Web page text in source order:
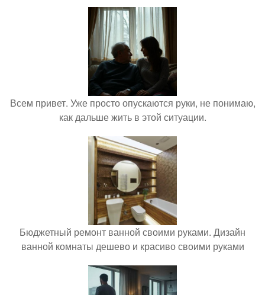
Всем привет. Уже просто опускаются руки, не понимаю,
как дальше жить в этой ситуации.
Бюджетный ремонт ванной своими руками. Дизайн
ванной комнаты дешево и красиво своими руками